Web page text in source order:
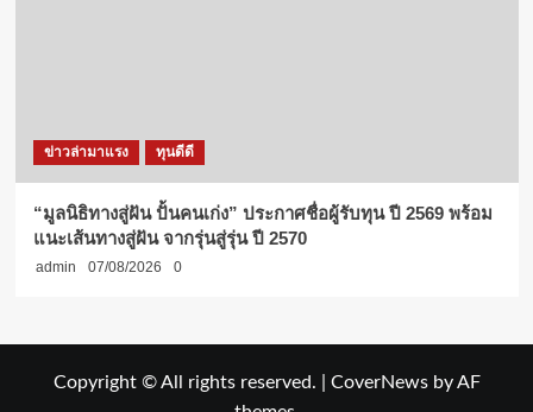
ข่าวล่ามาแรง ทุนดีดี
“มูลนิธิทางสู่ฝัน ปั้นคนเก่ง” ประกาศชื่อผู้รับทุน ปี 2569 พร้อม
แนะเส้นทางสู่ฝัน จากรุ่นสู่รุ่น ปี 2570
admin 07/08/2026 0
Copyright © All rights reserved. CoverNewsby AF